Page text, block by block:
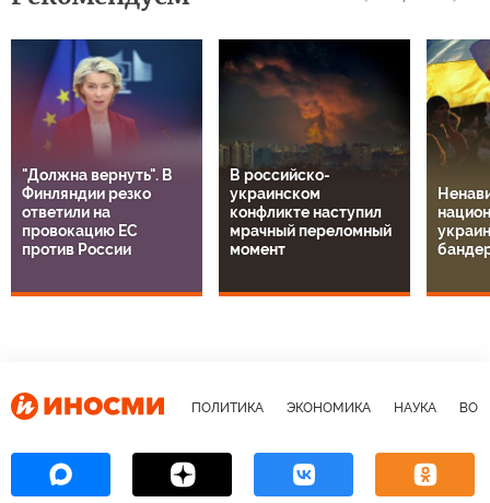
"Должна вернуть". В
Финляндии резко
ответили на
провокацию ЕС
В российско-
украинском
конфликте наступил